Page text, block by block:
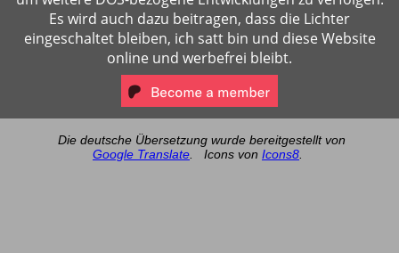
Es wird auch dazu beitragen, dass die Lichter
eingeschaltet bleiben, ich satt bin und diese Website
online und werbefrei bleibt.
Die deutsche Übersetzung wurde bereitgestellt von
Google Translate
Icons von Icons8